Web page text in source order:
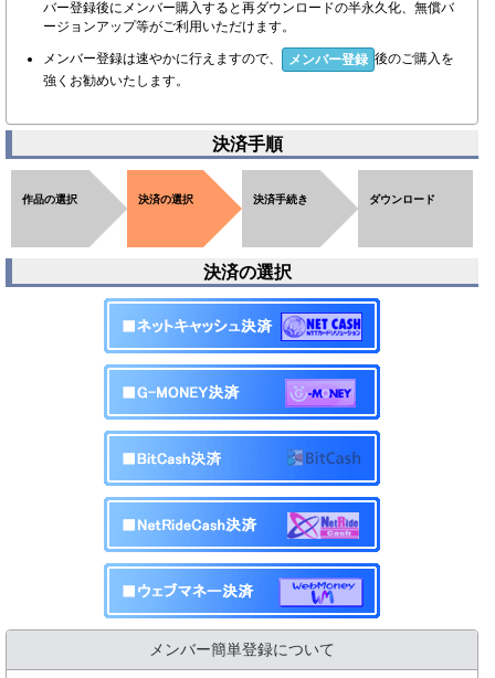
バー登録後にメンバー購入すると再ダウンロードの半永久化、無償バ
ージョンアップ等がご利用いただけます。
メンバー登録は速やかに行えますので、 メンバー登録 後のご購入を
強くお勧めいたします。
決済手順
作品の選択 決済の選択 決済手続き ダウンロード
決済の選択
メンバー簡単登録について